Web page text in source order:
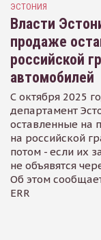
ЭСТОНИЯ
Власти
продаже
российской
автомобилей
С октября 2025
департамент
оставленные на
на российской
потом - если их
не объявятся
Об этом
ERR